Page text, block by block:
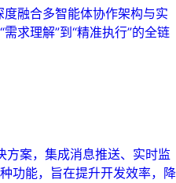
融合多智能体协作架构与实
求理解”到“精准执行”的全链
方案，集成消息推送、实时监
功能，旨在提升开发效率，降